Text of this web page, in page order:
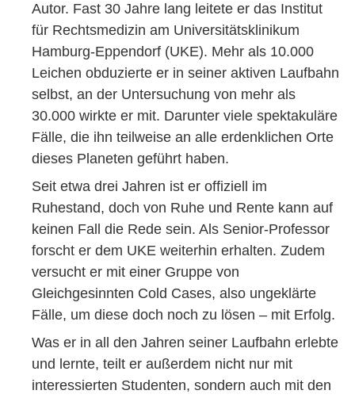
Autor. Fast 30 Jahre lang leitete er das Institut
für Rechtsmedizin am Universitätsklinikum
Hamburg-Eppendorf (UKE). Mehr als 10.000
Leichen obduzierte er in seiner aktiven Laufbahn
selbst, an der Untersuchung von mehr als
30.000 wirkte er mit. Darunter viele spektakuläre
Fälle, die ihn teilweise an alle erdenklichen Orte
dieses Planeten geführt haben.
Seit etwa drei Jahren ist er offiziell im
Ruhestand, doch von Ruhe und Rente kann auf
keinen Fall die Rede sein. Als Senior-Professor
forscht er dem UKE weiterhin erhalten. Zudem
versucht er mit einer Gruppe von
Gleichgesinnten Cold Cases, also ungeklärte
Fälle, um diese doch noch zu lösen – mit Erfolg.
Was er in all den Jahren seiner Laufbahn erlebte
und lernte, teilt er außerdem nicht nur mit
interessierten Studenten, sondern auch mit den